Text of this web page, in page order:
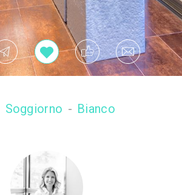
Soggiorno - Bianco